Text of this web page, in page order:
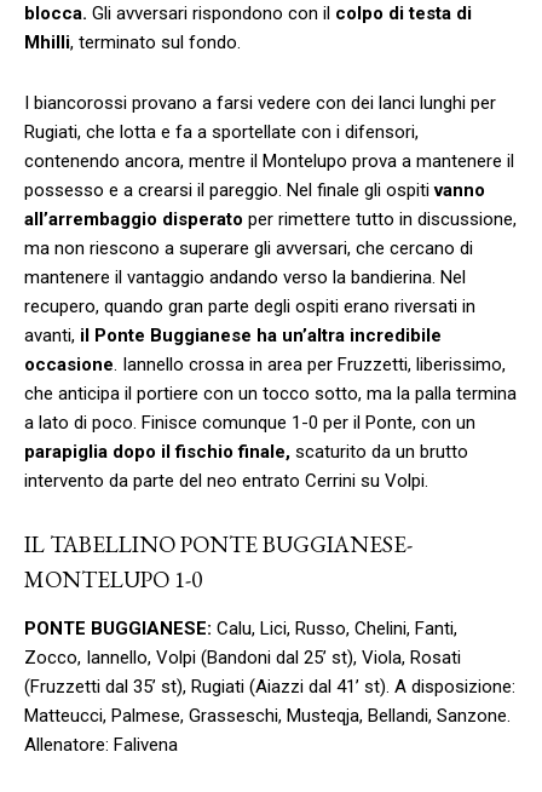
blocca. Gli avversari rispondono con il colpo di testa di
Mhilli, terminato sul fondo.
I biancorossi provano a farsi vedere con dei lanci lunghi per
Rugiati, che lotta e fa a sportellate con i difensori,
contenendo ancora, mentre il Montelupo prova a mantenere il
possesso e a crearsi il pareggio. Nel finale gli ospitivanno
all’arrembaggio disperato per rimettere tutto in discussione,
ma non riescono a superare gli avversari, che cercano di
mantenere il vantaggio andando verso la bandierina. Nel
recupero, quando gran parte degli ospiti erano riversati in
avanti, il Ponte Buggianese ha un’altra incredibile
occasione. Iannello crossa in area per Fruzzetti, liberissimo,
che anticipa il portiere con un tocco sotto, ma la palla termina
a lato di poco. Finisce comunque 1-0 per il Ponte, con un
parapiglia dopo il fischio finale, scaturito da un brutto
intervento da parte del neo entrato Cerrini su Volpi.
IL TABELLINO PONTE BUGGIANESE-
MONTELUPO 1-0
PONTE BUGGIANESE: Calu, Lici, Russo, Chelini, Fanti,
Zocco, Iannello, Volpi (Bandoni dal 25’ st), Viola, Rosati
(Fruzzetti dal 35’ st), Rugiati (Aiazzi dal 41’ st). A disposizione:
Matteucci, Palmese, Grasseschi, Musteqja, Bellandi, Sanzone.
Allenatore: Falivena